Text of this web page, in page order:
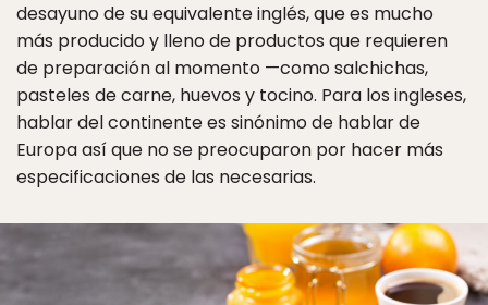
desayuno de su equivalente inglés, que es mucho
más producido y lleno de productos que requieren
de preparación al momento —como salchichas,
pasteles de carne, huevos y tocino. Para los ingleses,
hablar del continente es sinónimo de hablar de
Europa así que no se preocuparon por hacer más
especificaciones de las necesarias.